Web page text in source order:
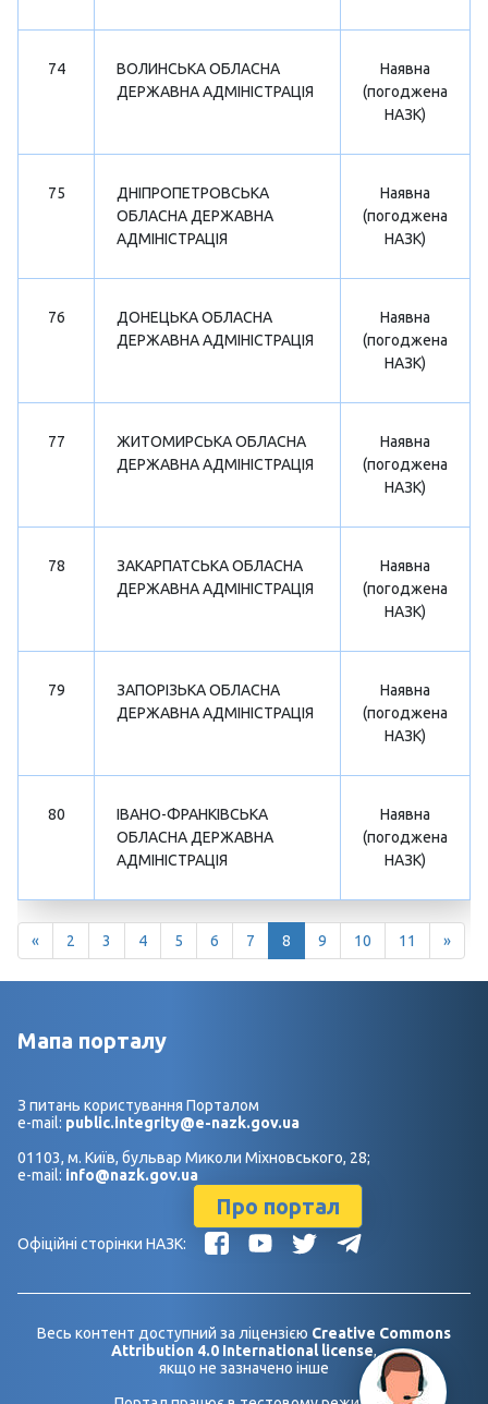
74
ВОЛИНСЬКА ОБЛАСНА
ДЕРЖАВНА АДМІНІСТРАЦІЯ
Наявна
(погоджена
НАЗК)
75
ДНІПРОПЕТРОВСЬКА
ОБЛАСНА ДЕРЖАВНА
АДМІНІСТРАЦІЯ
Наявна
(погоджена
НАЗК)
76
ДОНЕЦЬКА ОБЛАСНА
ДЕРЖАВНА АДМІНІСТРАЦІЯ
Наявна
(погоджена
НАЗК)
77
ЖИТОМИРСЬКА ОБЛАСНА
ДЕРЖАВНА АДМІНІСТРАЦІЯ
Наявна
(погоджена
НАЗК)
78
ЗАКАРПАТСЬКА ОБЛАСНА
ДЕРЖАВНА АДМІНІСТРАЦІЯ
Наявна
(погоджена
НАЗК)
79
ЗАПОРІЗЬКА ОБЛАСНА
ДЕРЖАВНА АДМІНІСТРАЦІЯ
Наявна
(погоджена
НАЗК)
80
ІВАНО-ФРАНКІВСЬКА
ОБЛАСНА ДЕРЖАВНА
АДМІНІСТРАЦІЯ
Наявна
(погоджена
НАЗК)
« 2 3 4 5 6 7 8 9 10 11 »
Мапа порталу
З питань користування Порталом
e-mail: public.integrity@e-nazk.gov.ua
01103, м. Київ, бульвар Миколи Міхновського, 28;
e-mail: info@nazk.gov.ua
Про портал
Офіційні сторінки НАЗК:
Весь контент доступний за ліцензією Creative Commons
Attribution 4.0 International license,
якщо не зазначено інше